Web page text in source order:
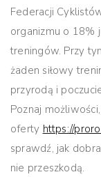
Federacji
organizmu o 18%
treningów. Przy
żaden siłowy
przyrodą i
Poznaj
oferty https://
sprawdź, jak
nie przeszkodą.